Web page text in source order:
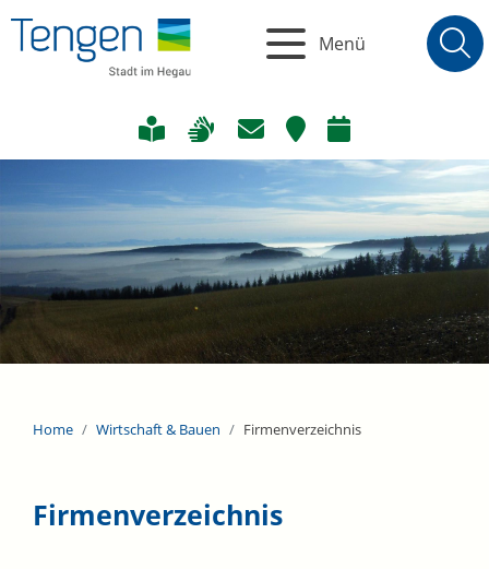
Menü
Home Wirtschaft & Bauen Firmenverzeichnis
Firmenverzeichnis